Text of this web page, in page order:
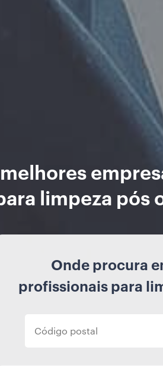
limpeza pós
Onde procura
profissionais para